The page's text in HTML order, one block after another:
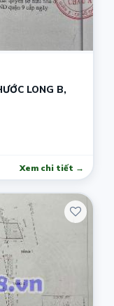
Xem chi tiết →